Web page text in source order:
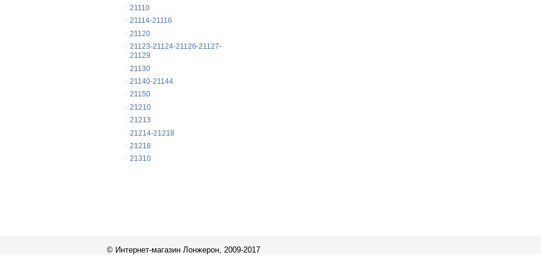
21110
21114-21116
21120
21123-21124-21126-21127-
21129
21130
21140-21144
21150
21210
21213
21214-21218
21218
21310
© Интернет-магазин Лонжерон, 2009-2017